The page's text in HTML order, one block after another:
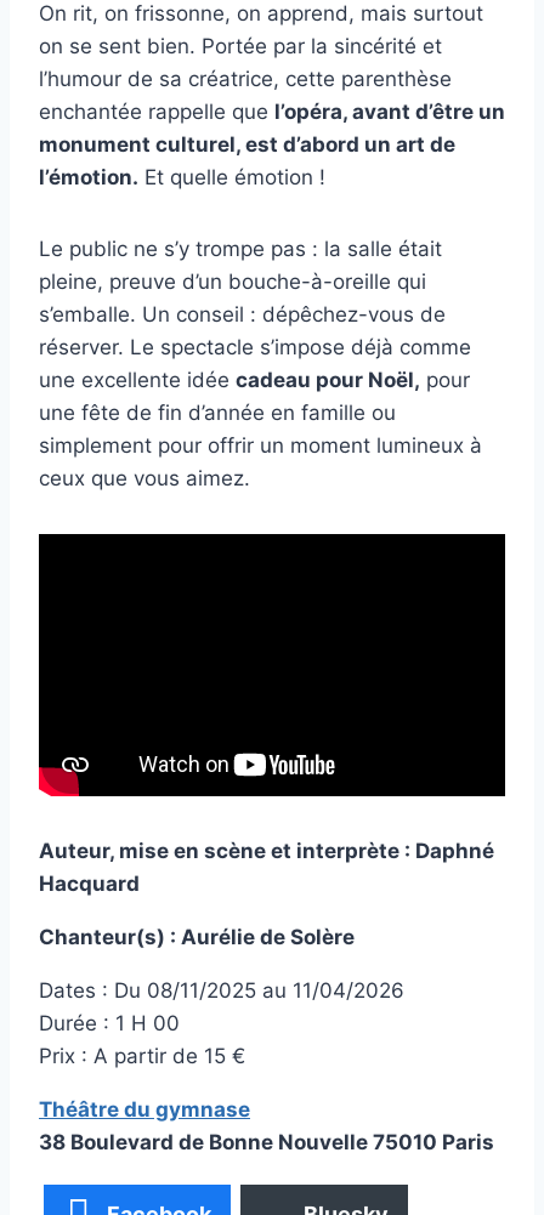
On rit, on frissonne, on apprend, mais surtout
on se sent bien. Portée par la sincérité et
l’humour de sa créatrice, cette parenthèse
enchantée rappelle que l’opéra, avant d’être un
monument culturel, est d’abord un art de
l’émotion. Et quelle émotion !
Le public ne s’y trompe pas : la salle était
pleine, preuve d’un bouche-à-oreille qui
s’emballe. Un conseil : dépêchez-vous de
réserver. Le spectacle s’impose déjà comme
une excellente idée cadeau pour Noël, pour
une fête de fin d’année en famille ou
simplement pour offrir un moment lumineux à
ceux que vous aimez.
Auteur, mise en scène et interprète : Daphné
Hacquard
Chanteur(s) : Aurélie de Solère
Dates : Du 08/11/2025 au 11/04/2026
Durée : 1 H 00
Prix : A partir de 15 €
Théâtre du gymnase
38 Boulevard de Bonne Nouvelle 75010 Paris